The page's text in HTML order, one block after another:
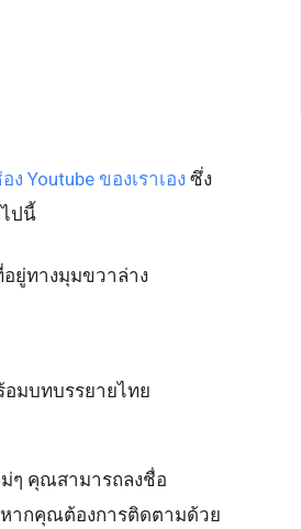
ง Youtube ของเราเอง ซึ่ง
ปนี้
อยู่ทางมุมขวาล่าง
มบทบรรยายไทย
ๆ คุณสามารถลงชื่อ
ากคุณต้องการติดตามด้วย